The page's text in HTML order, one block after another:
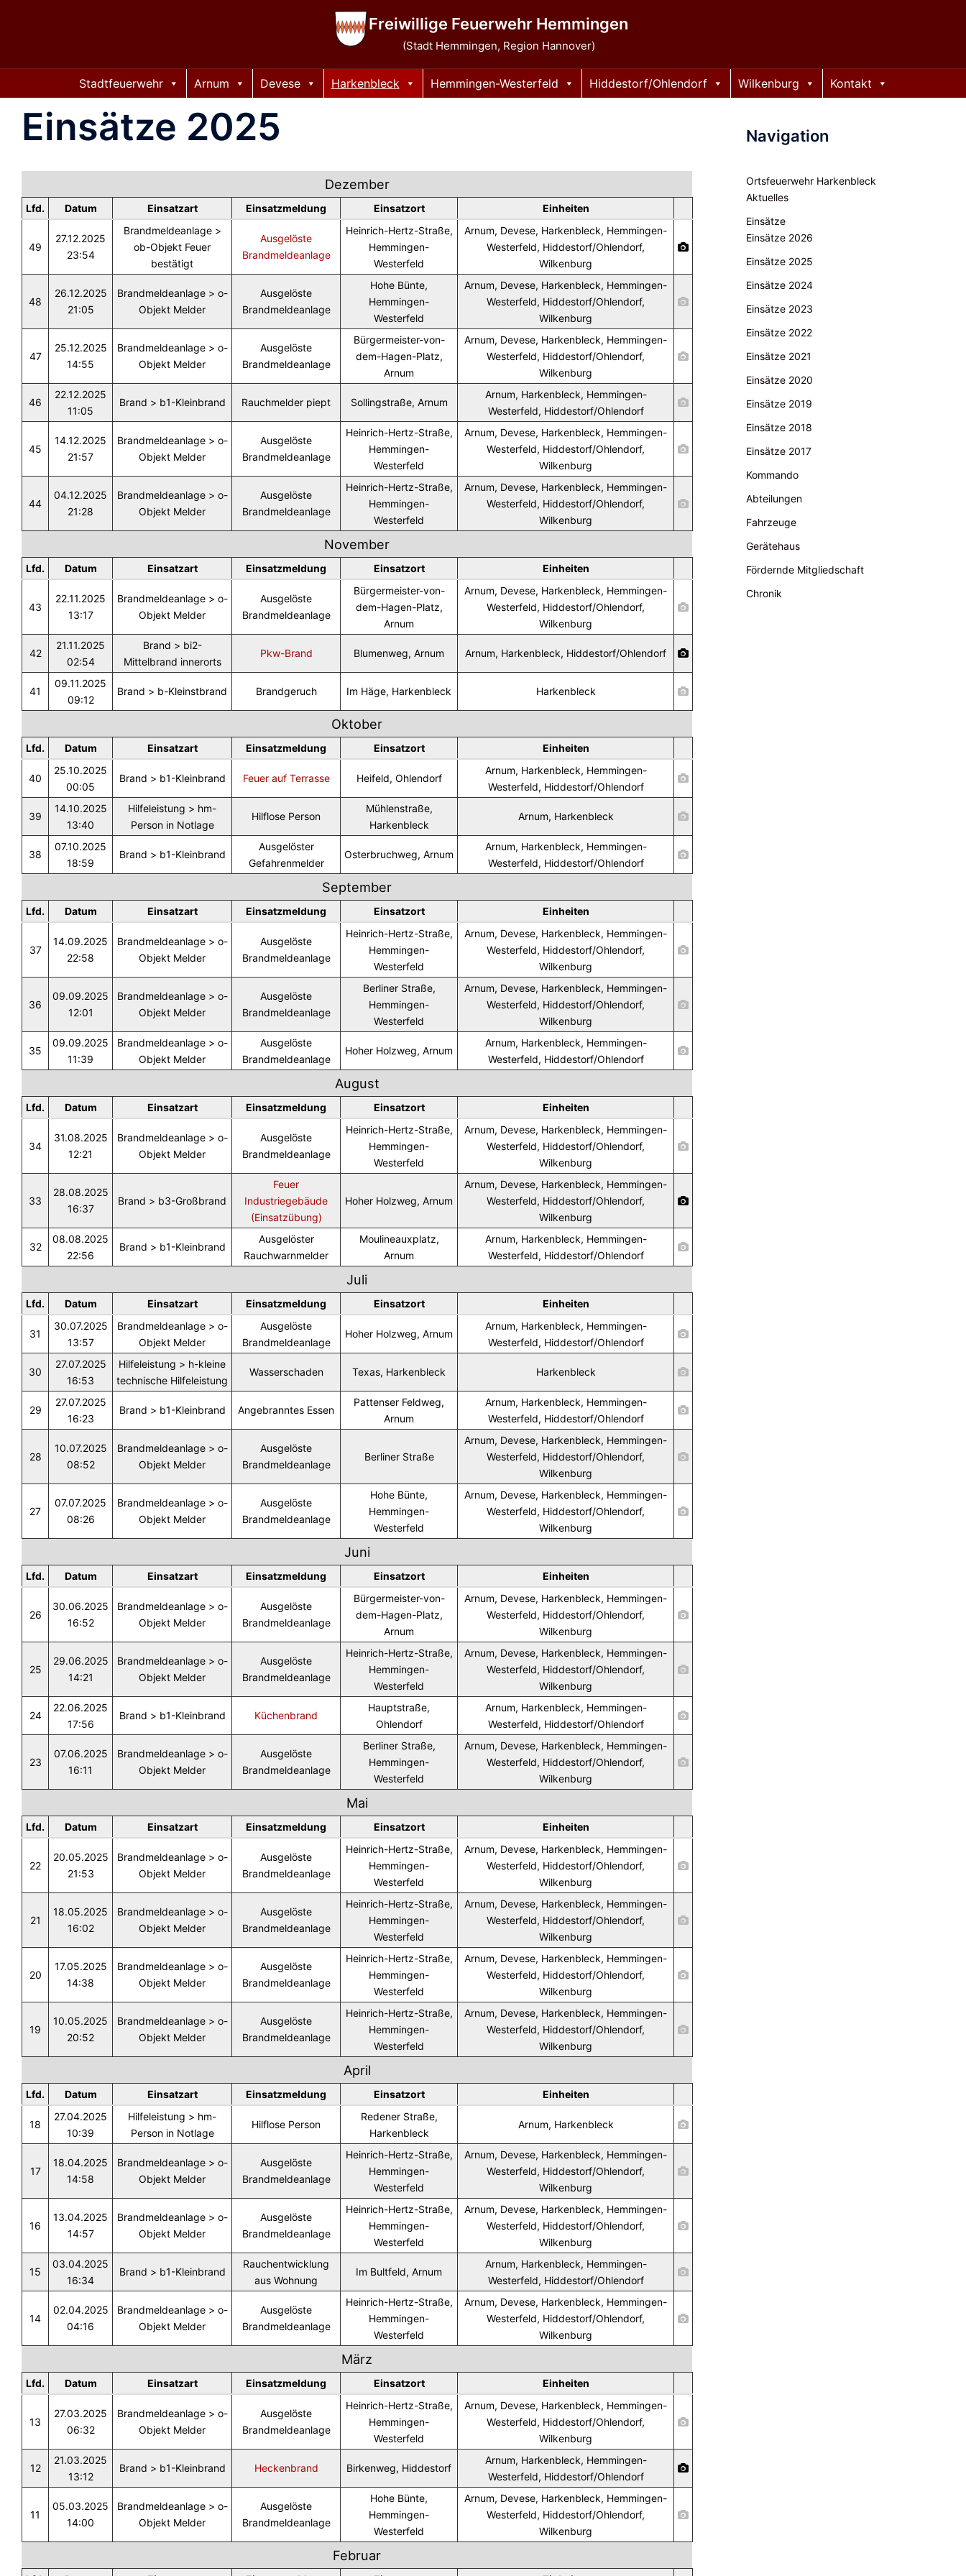
Freiwillige Feuerwehr Hemmingen
(Stadt Hemmingen, Region Hannover)
Stadtfeuerwehr Arnum Devese Harkenbleck Hemmingen-Westerfeld Hiddestorf/Ohlendorf Wilkenburg Kontakt
Einsätze 2025
Dezember
Lfd. Datum Einsatzart Einsatzmeldung Einsatzort Einheiten
49
27.12.2025
23:54
Brandmeldeanlage >
ob-Objekt Feuer
bestätigt
Ausgelöste
Brandmeldeanlage
Heinrich-Hertz-Straße,
Hemmingen-
Westerfeld
Arnum, Devese, Harkenbleck, Hemmingen-
Westerfeld, Hiddestorf/Ohlendorf,
Wilkenburg
48
26.12.2025
21:05
Brandmeldeanlage > o-
Objekt Melder
Ausgelöste
Brandmeldeanlage
Hohe Bünte,
Hemmingen-
Westerfeld
Arnum, Devese, Harkenbleck, Hemmingen-
Westerfeld, Hiddestorf/Ohlendorf,
Wilkenburg
47
25.12.2025
14:55
Brandmeldeanlage > o-
Objekt Melder
Ausgelöste
Brandmeldeanlage
Bürgermeister-von-
dem-Hagen-Platz,
Arnum
Arnum, Devese, Harkenbleck, Hemmingen-
Westerfeld, Hiddestorf/Ohlendorf,
Wilkenburg
46
22.12.2025
11:05
Brand > b1-Kleinbrand Rauchmelder piept Sollingstraße, Arnum
Arnum, Harkenbleck, Hemmingen-
Westerfeld, Hiddestorf/Ohlendorf
45
14.12.2025
21:57
Brandmeldeanlage > o-
Objekt Melder
Ausgelöste
Brandmeldeanlage
Heinrich-Hertz-Straße,
Hemmingen-
Westerfeld
Arnum, Devese, Harkenbleck, Hemmingen-
Westerfeld, Hiddestorf/Ohlendorf,
Wilkenburg
44
04.12.2025
21:28
Brandmeldeanlage > o-
Objekt Melder
Ausgelöste
Brandmeldeanlage
Heinrich-Hertz-Straße,
Hemmingen-
Westerfeld
Arnum, Devese, Harkenbleck, Hemmingen-
Westerfeld, Hiddestorf/Ohlendorf,
Wilkenburg
November
Lfd. Datum Einsatzart Einsatzmeldung Einsatzort Einheiten
43
22.11.2025
13:17
Brandmeldeanlage > o-
Objekt Melder
Ausgelöste
Brandmeldeanlage
Bürgermeister-von-
dem-Hagen-Platz,
Arnum
Arnum, Devese, Harkenbleck, Hemmingen-
Westerfeld, Hiddestorf/Ohlendorf,
Wilkenburg
42
21.11.2025
02:54
Brand > bi2-
Mittelbrand innerorts
Pkw-Brand Blumenweg, Arnum Arnum, Harkenbleck, Hiddestorf/Ohlendorf
41
09.11.2025
09:12
Brand > b-Kleinstbrand Brandgeruch Im Häge, Harkenbleck Harkenbleck
Oktober
Lfd. Datum Einsatzart Einsatzmeldung Einsatzort Einheiten
40
25.10.2025
00:05
Brand > b1-Kleinbrand Feuer auf Terrasse Heifeld, Ohlendorf
Arnum, Harkenbleck, Hemmingen-
Westerfeld, Hiddestorf/Ohlendorf
39
14.10.2025
13:40
Hilfeleistung > hm-
Person in Notlage
Hilflose Person
Mühlenstraße,
Harkenbleck
Arnum, Harkenbleck
38
07.10.2025
18:59
Brand > b1-Kleinbrand
Ausgelöster
Gefahrenmelder
Osterbruchweg, Arnum
Arnum, Harkenbleck, Hemmingen-
Westerfeld, Hiddestorf/Ohlendorf
September
Lfd. Datum Einsatzart Einsatzmeldung Einsatzort Einheiten
37
14.09.2025
22:58
Brandmeldeanlage > o-
Objekt Melder
Ausgelöste
Brandmeldeanlage
Heinrich-Hertz-Straße,
Hemmingen-
Westerfeld
Arnum, Devese, Harkenbleck, Hemmingen-
Westerfeld, Hiddestorf/Ohlendorf,
Wilkenburg
36
09.09.2025
12:01
Brandmeldeanlage > o-
Objekt Melder
Ausgelöste
Brandmeldeanlage
Berliner Straße,
Hemmingen-
Westerfeld
Arnum, Devese, Harkenbleck, Hemmingen-
Westerfeld, Hiddestorf/Ohlendorf,
Wilkenburg
35
09.09.2025
11:39
Brandmeldeanlage > o-
Objekt Melder
Ausgelöste
Brandmeldeanlage
Hoher Holzweg, Arnum
Arnum, Harkenbleck, Hemmingen-
Westerfeld, Hiddestorf/Ohlendorf
August
Lfd. Datum Einsatzart Einsatzmeldung Einsatzort Einheiten
34
31.08.2025
12:21
Brandmeldeanlage > o-
Objekt Melder
Ausgelöste
Brandmeldeanlage
Heinrich-Hertz-Straße,
Hemmingen-
Westerfeld
Arnum, Devese, Harkenbleck, Hemmingen-
Westerfeld, Hiddestorf/Ohlendorf,
Wilkenburg
33
28.08.2025
16:37
Brand > b3-Großbrand
Feuer
Industriegebäude
(Einsatzübung)
Hoher Holzweg, Arnum
Arnum, Devese, Harkenbleck, Hemmingen-
Westerfeld, Hiddestorf/Ohlendorf,
Wilkenburg
32
08.08.2025
22:56
Brand > b1-Kleinbrand
Ausgelöster
Rauchwarnmelder
Moulineauxplatz,
Arnum
Arnum, Harkenbleck, Hemmingen-
Westerfeld, Hiddestorf/Ohlendorf
Juli
Lfd. Datum Einsatzart Einsatzmeldung Einsatzort Einheiten
31
30.07.2025
13:57
Brandmeldeanlage > o-
Objekt Melder
Ausgelöste
Brandmeldeanlage
Hoher Holzweg, Arnum
Arnum, Harkenbleck, Hemmingen-
Westerfeld, Hiddestorf/Ohlendorf
30
27.07.2025
16:53
Hilfeleistung > h-kleine
technische Hilfeleistung
Wasserschaden Texas, Harkenbleck Harkenbleck
29
27.07.2025
16:23
Brand > b1-Kleinbrand Angebranntes Essen
Pattenser Feldweg,
Arnum
Arnum, Harkenbleck, Hemmingen-
Westerfeld, Hiddestorf/Ohlendorf
28
10.07.2025
08:52
Brandmeldeanlage > o-
Objekt Melder
Ausgelöste
Brandmeldeanlage
Berliner Straße
Arnum, Devese, Harkenbleck, Hemmingen-
Westerfeld, Hiddestorf/Ohlendorf,
Wilkenburg
27
07.07.2025
08:26
Brandmeldeanlage > o-
Objekt Melder
Ausgelöste
Brandmeldeanlage
Hohe Bünte,
Hemmingen-
Westerfeld
Arnum, Devese, Harkenbleck, Hemmingen-
Westerfeld, Hiddestorf/Ohlendorf,
Wilkenburg
Juni
Lfd. Datum Einsatzart Einsatzmeldung Einsatzort Einheiten
26
30.06.2025
16:52
Brandmeldeanlage > o-
Objekt Melder
Ausgelöste
Brandmeldeanlage
Bürgermeister-von-
dem-Hagen-Platz,
Arnum
Arnum, Devese, Harkenbleck, Hemmingen-
Westerfeld, Hiddestorf/Ohlendorf,
Wilkenburg
25
29.06.2025
14:21
Brandmeldeanlage > o-
Objekt Melder
Ausgelöste
Brandmeldeanlage
Heinrich-Hertz-Straße,
Hemmingen-
Westerfeld
Arnum, Devese, Harkenbleck, Hemmingen-
Westerfeld, Hiddestorf/Ohlendorf,
Wilkenburg
24
22.06.2025
17:56
Brand > b1-Kleinbrand Küchenbrand
Hauptstraße,
Ohlendorf
Arnum, Harkenbleck, Hemmingen-
Westerfeld, Hiddestorf/Ohlendorf
23
07.06.2025
16:11
Brandmeldeanlage > o-
Objekt Melder
Ausgelöste
Brandmeldeanlage
Berliner Straße,
Hemmingen-
Westerfeld
Arnum, Devese, Harkenbleck, Hemmingen-
Westerfeld, Hiddestorf/Ohlendorf,
Wilkenburg
Mai
Lfd. Datum Einsatzart Einsatzmeldung Einsatzort Einheiten
22
20.05.2025
21:53
Brandmeldeanlage > o-
Objekt Melder
Ausgelöste
Brandmeldeanlage
Heinrich-Hertz-Straße,
Hemmingen-
Westerfeld
Arnum, Devese, Harkenbleck, Hemmingen-
Westerfeld, Hiddestorf/Ohlendorf,
Wilkenburg
21
18.05.2025
16:02
Brandmeldeanlage > o-
Objekt Melder
Ausgelöste
Brandmeldeanlage
Heinrich-Hertz-Straße,
Hemmingen-
Westerfeld
Arnum, Devese, Harkenbleck, Hemmingen-
Westerfeld, Hiddestorf/Ohlendorf,
Wilkenburg
20
17.05.2025
14:38
Brandmeldeanlage > o-
Objekt Melder
Ausgelöste
Brandmeldeanlage
Heinrich-Hertz-Straße,
Hemmingen-
Westerfeld
Arnum, Devese, Harkenbleck, Hemmingen-
Westerfeld, Hiddestorf/Ohlendorf,
Wilkenburg
19
10.05.2025
20:52
Brandmeldeanlage > o-
Objekt Melder
Ausgelöste
Brandmeldeanlage
Heinrich-Hertz-Straße,
Hemmingen-
Westerfeld
Arnum, Devese, Harkenbleck, Hemmingen-
Westerfeld, Hiddestorf/Ohlendorf,
Wilkenburg
April
Lfd. Datum Einsatzart Einsatzmeldung Einsatzort Einheiten
18
27.04.2025
10:39
Hilfeleistung > hm-
Person in Notlage
Hilflose Person
Redener Straße,
Harkenbleck
Arnum, Harkenbleck
17
18.04.2025
14:58
Brandmeldeanlage > o-
Objekt Melder
Ausgelöste
Brandmeldeanlage
Heinrich-Hertz-Straße,
Hemmingen-
Westerfeld
Arnum, Devese, Harkenbleck, Hemmingen-
Westerfeld, Hiddestorf/Ohlendorf,
Wilkenburg
16
13.04.2025
14:57
Brandmeldeanlage > o-
Objekt Melder
Ausgelöste
Brandmeldeanlage
Heinrich-Hertz-Straße,
Hemmingen-
Westerfeld
Arnum, Devese, Harkenbleck, Hemmingen-
Westerfeld, Hiddestorf/Ohlendorf,
Wilkenburg
15
03.04.2025
16:34
Brand > b1-Kleinbrand
Rauchentwicklung
aus Wohnung
Im Bultfeld, Arnum
Arnum, Harkenbleck, Hemmingen-
Westerfeld, Hiddestorf/Ohlendorf
14
02.04.2025
04:16
Brandmeldeanlage > o-
Objekt Melder
Ausgelöste
Brandmeldeanlage
Heinrich-Hertz-Straße,
Hemmingen-
Westerfeld
Arnum, Devese, Harkenbleck, Hemmingen-
Westerfeld, Hiddestorf/Ohlendorf,
Wilkenburg
März
Lfd. Datum Einsatzart Einsatzmeldung Einsatzort Einheiten
13
27.03.2025
06:32
Brandmeldeanlage > o-
Objekt Melder
Ausgelöste
Brandmeldeanlage
Heinrich-Hertz-Straße,
Hemmingen-
Westerfeld
Arnum, Devese, Harkenbleck, Hemmingen-
Westerfeld, Hiddestorf/Ohlendorf,
Wilkenburg
12
21.03.2025
13:12
Brand > b1-Kleinbrand Heckenbrand Birkenweg, Hiddestorf
Arnum, Harkenbleck, Hemmingen-
Westerfeld, Hiddestorf/Ohlendorf
11
05.03.2025
14:00
Brandmeldeanlage > o-
Objekt Melder
Ausgelöste
Brandmeldeanlage
Hohe Bünte,
Hemmingen-
Westerfeld
Arnum, Devese, Harkenbleck, Hemmingen-
Westerfeld, Hiddestorf/Ohlendorf,
Wilkenburg
Februar
Navigation
Ortsfeuerwehr Harkenbleck
Aktuelles
Einsätze
Einsätze 2026
Einsätze 2025
Einsätze 2024
Einsätze 2023
Einsätze 2022
Einsätze 2021
Einsätze 2020
Einsätze 2019
Einsätze 2018
Einsätze 2017
Kommando
Abteilungen
Fahrzeuge
Gerätehaus
Fördernde Mitgliedschaft
Chronik